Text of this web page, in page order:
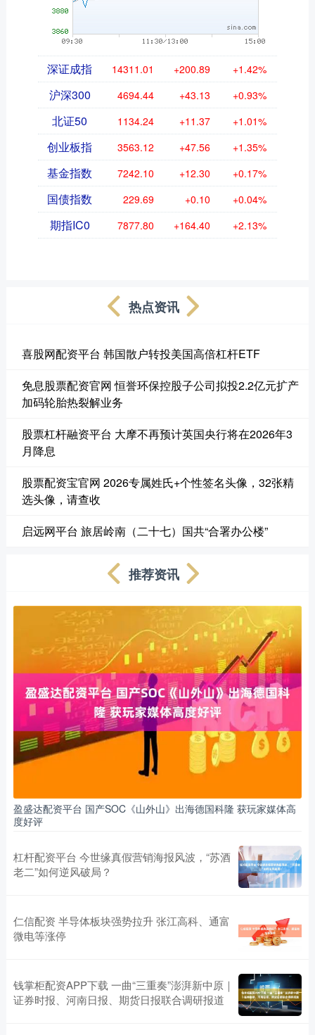
深证成指 14311.01 +200.89 +1.42%
沪深300 4694.44 +43.13 +0.93%
北证50 1134.24 +11.37 +1.01%
创业板指 3563.12 +47.56 +1.35%
基金指数 7242.10 +12.30 +0.17%
国债指数 229.69 +0.10 +0.04%
期指IC0 7877.80 +164.40 +2.13%
热点资讯
喜股网配资平台 韩国散户转投美国高倍杠杆ETF
免息股票配资官网 恒誉环保控股子公司拟投2.2亿元扩产
加码轮胎热裂解业务
股票杠杆融资平台 大摩不再预计英国央行将在2026年3
月降息
股票配资宝官网 2026专属姓氏+个性签名头像，32张精
选头像，请查收
启远网平台 旅居岭南（二十七）国共“合署办公楼”
推荐资讯
盈盛达配资平台 国产SOC《山外山》出海德国科隆 获玩家媒体高
度好评
杠杆配资平台 今世缘真假营销海报风波，“苏酒
老二”如何逆风破局？
仁信配资 半导体板块强势拉升 张江高科、通富
微电等涨停
钱掌柜配资APP下载 一曲“三重奏”澎湃新中原｜
证券时报、河南日报、期货日报联合调研报道